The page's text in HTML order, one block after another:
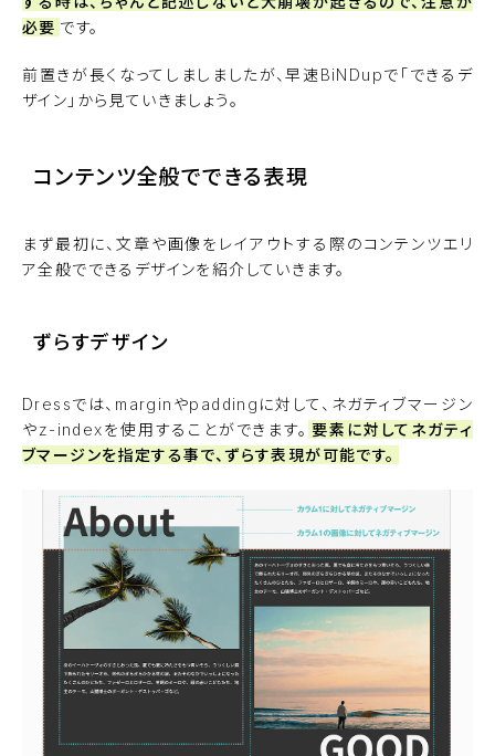
必要 です。
前置きが長くなってしましましたが、早速BiNDupで「できるデ
ザイン」から見ていきましょう。
コンテンツ全般でできる表現
まず最初に、文章や画像をレイアウトする際のコンテンツエリ
ア全般でできるデザインを紹介していきます。
ずらすデザイン
Dressでは、marginやpaddingに対して、ネガティブマージン
やz-indexを使用することができます。 要素に対してネガティ
ブマージンを指定する事で、ずらす表現が可能です。